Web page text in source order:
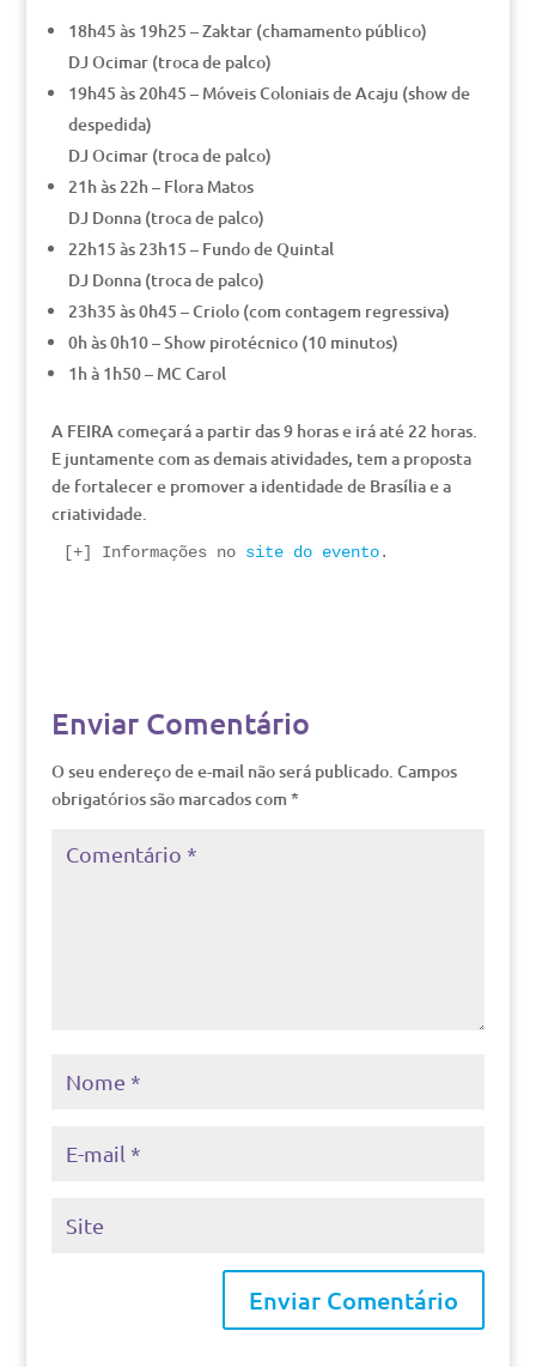
18h45 às 19h25 – Zaktar (chamamento público)
DJ Ocimar (troca de palco)
19h45 às 20h45 – Móveis Coloniais de Acaju (show de
despedida)
DJ Ocimar (troca de palco)
21h às 22h – Flora Matos
DJ Donna (troca de palco)
22h15 às 23h15 – Fundo de Quintal
DJ Donna (troca de palco)
23h35 às 0h45 – Criolo (com contagem regressiva)
0h às 0h10 – Show pirotécnico (10 minutos)
1h à 1h50 – MC Carol
A FEIRA começará a partir das 9 horas e irá até 22 horas.
E juntamente com as demais atividades, tem a proposta
de fortalecer e promover a identidade de Brasília e a
criatividade.
[+] Informações no site do evento.
Enviar Comentário
O seu endereço de e-mail não será publicado. Campos
obrigatórios são marcados com *